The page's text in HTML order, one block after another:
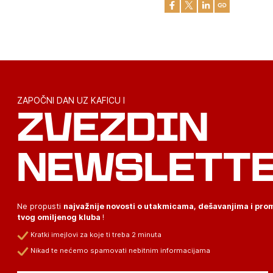
ZAPOČNI DAN UZ KAFICU I
ZVEZDIN
Ne propusti najvažnije novosti o utakmicama, dešavanjima i
tvog omiljenog kluba !
Kratki imejlovi za koje ti treba 2 minuta
Nikad te nećemo spamovati nebitnim informacijama